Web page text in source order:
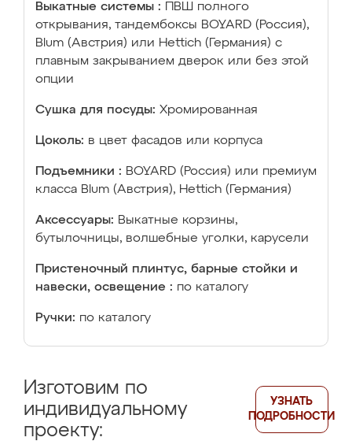
Выкатные системы :
ПВШ полного
открывания, тандембоксы BOYARD (Россия),
Blum (Австрия) или Hettich (Германия) с
плавным закрыванием дверок или без этой
опции
Сушка для посуды: Хромированная
Цоколь: в цвет фасадов или корпуса
Подъемники : BOYARD (Россия) или премиум
класса Blum (Австрия), Hettich (Германия)
Аксессуары: Выкатные корзины,
бутылочницы, волшебные уголки, карусели
Пристеночный плинтус, барные стойки и
навески, освещение : по каталогу
Ручки: по каталогу
Изготовим по
индивидуальному
проекту:
УЗНАТЬ
ПОДРОБНОСТИ